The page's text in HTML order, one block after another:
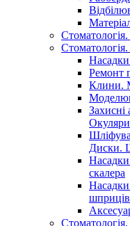
Ремонт
Клини.
Окуляри
Диски.
Насадки
скалера